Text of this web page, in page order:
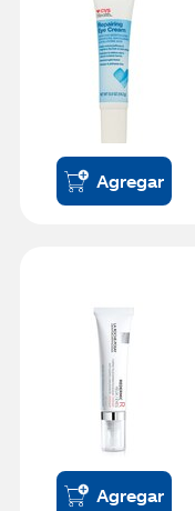
Agregar
Agregar